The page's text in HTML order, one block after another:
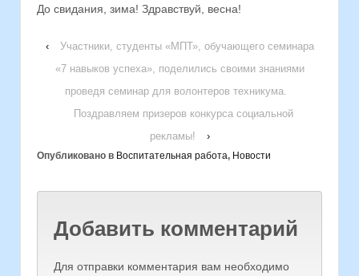
До свидания, зима! Здравствуй, весна!
‹
Участники, студенты «МПТ», обучающего семинара
«7 навыков успеха», поделились своими знаниями
проведя семинар для волонтеров техникума.
Поздравляем призеров конкурса социальной
рекламы!
›
Опубликовано в Воспитательная работа, Новости
Добавить комментарий
Для отправки комментария вам необходимо